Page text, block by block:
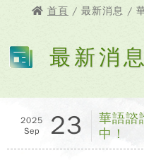
首頁 / 最新消息 /
最新消
2025
Sep
23
華語諮
中！